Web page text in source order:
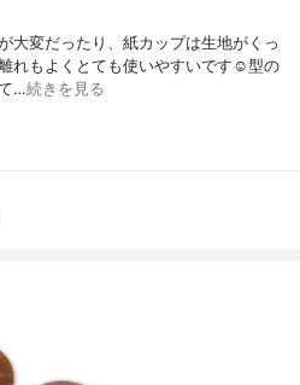
大変だったり、紙カップは生地がくっ
れもよくとても使いやすいです☺️型の
…続きを見る